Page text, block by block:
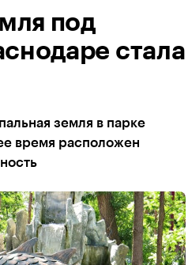
под
стала
земля в парке
время расположен